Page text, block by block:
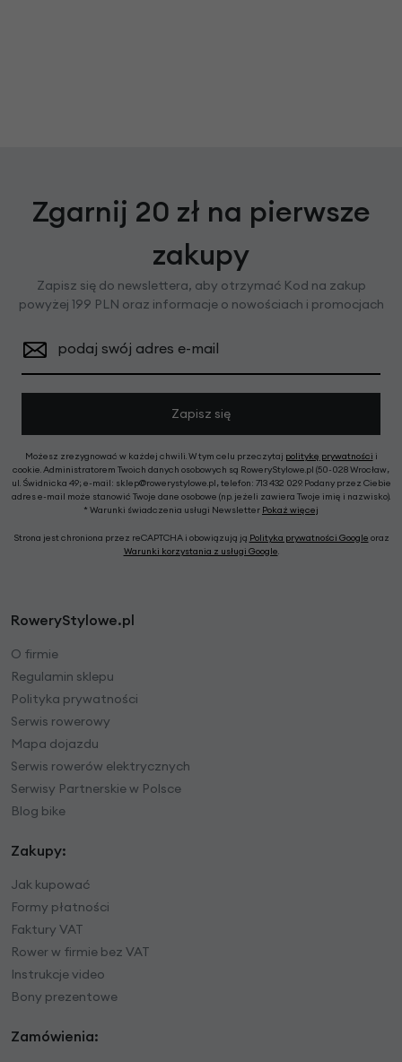
Zgarnij 20 zł na pierwsze
zakupy
Zapisz się do newslettera, aby otrzymać Kod na zakup
powyżej 199 PLN oraz informacje o nowościach i promocjach
podaj swój adres e-mail
Zapisz się
Możesz zrezygnować w każdej chwili. W tym celu przeczytaj politykę prywatności i
cookie. Administratorem Twoich danych osobowych są RoweryStylowe.pl (50-028 Wrocław,
ul. Świdnicka 49; e-mail: sklep@rowerystylowe.pl, telefon: 713 432 029. Podany przez Ciebie
adres e-mail może stanowić Twoje dane osobowe (np. jeżeli zawiera Twoje imię i nazwisko).
* Warunki świadczenia usługi Newsletter Pokaż więcej
Strona jest chroniona przez reCAPTCHA i obowiązują ją Polityka prywatności Google oraz
Warunki korzystania z usługi Google.
RoweryStylowe.pl
O firmie
Regulamin sklepu
Polityka prywatności
Serwis rowerowy
Mapa dojazdu
Serwis rowerów elektrycznych
Serwisy Partnerskie w Polsce
Blog bike
Zakupy:
Jak kupować
Formy płatności
Faktury VAT
Rower w firmie bez VAT
Instrukcje video
Bony prezentowe
Zamówienia: